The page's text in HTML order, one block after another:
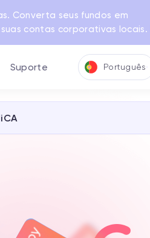
Converta seus fundos em
contas corporativas locais.
Suporte Português